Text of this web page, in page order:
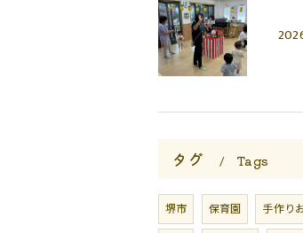
タグ Tags
堺市 保育園 手作り